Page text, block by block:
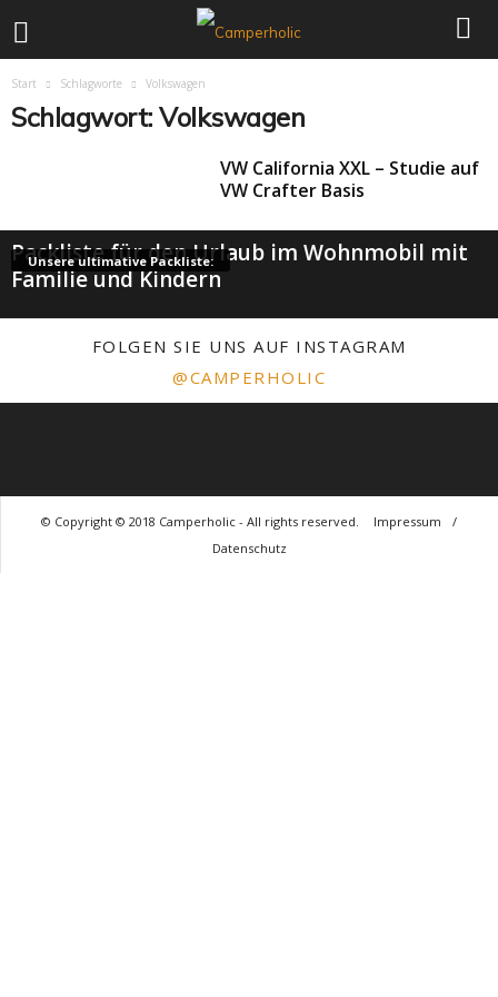
Start Schlagworte Volkswagen
Schlagwort: Volkswagen
VW California XXL – Studie auf
VW Crafter Basis
Unsere ultimative Packliste:
Packliste für den Urlaub im Wohnmobil mit
Familie und Kindern
FOLGEN SIE UNS AUF INSTAGRAM
@CAMPERHOLIC
© Copyright © 2018 Camperholic - All rights reserved. Impressum
/
Datenschutz